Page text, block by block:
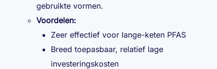
gebruikte vormen.
Voordelen:
Zeer effectief voor lange-keten PFAS
Breed toepasbaar, relatief lage
investeringskosten